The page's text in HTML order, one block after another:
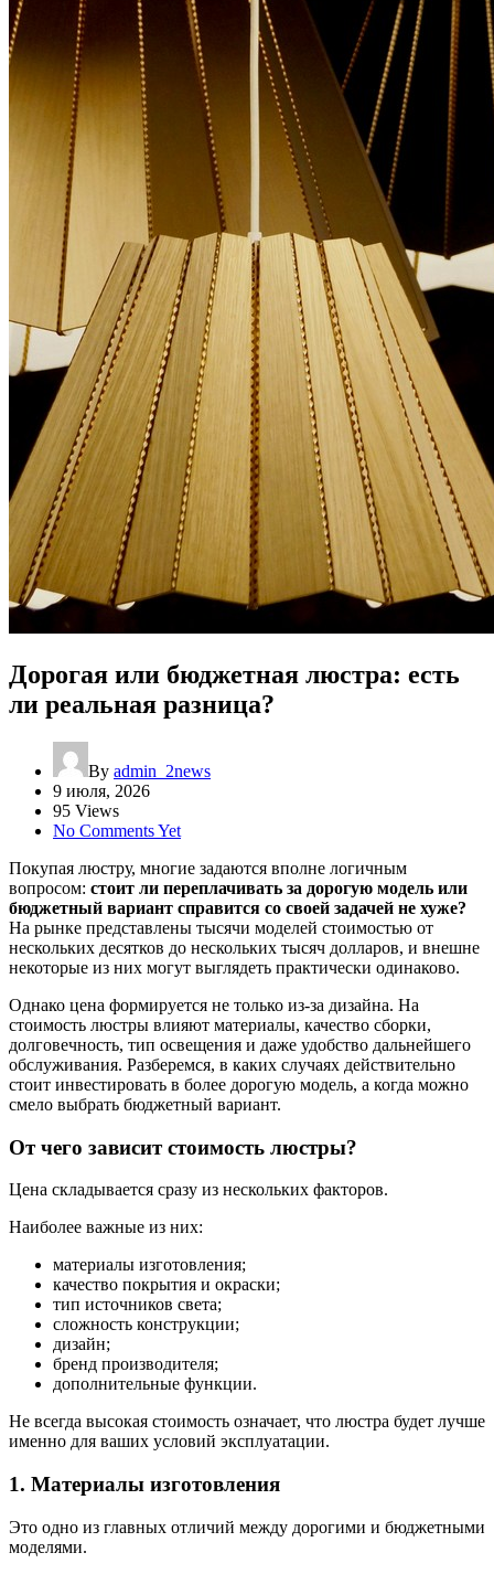
Дорогая или бюджетная люстра: есть
ли реальная разница?
By admin_2news
9 июля, 2026
95 Views
No Comments Yet
Покупая люстру, многие задаются вполне логичным
вопросом: стоит ли переплачивать за дорогую модель или
бюджетный вариант справится со своей задачей не хуже?
На рынке представлены тысячи моделей стоимостью от
нескольких десятков до нескольких тысяч долларов, и внешне
некоторые из них могут выглядеть практически одинаково.
Однако цена формируется не только из-за дизайна. На
стоимость люстры влияют материалы, качество сборки,
долговечность, тип освещения и даже удобство дальнейшего
обслуживания. Разберемся, в каких случаях действительно
стоит инвестировать в более дорогую модель, а когда можно
смело выбрать бюджетный вариант.
От чего зависит стоимость люстры?
Цена складывается сразу из нескольких факторов.
Наиболее важные из них:
материалы изготовления;
качество покрытия и окраски;
тип источников света;
сложность конструкции;
дизайн;
бренд производителя;
дополнительные функции.
Не всегда высокая стоимость означает, что люстра будет лучше
именно для ваших условий эксплуатации.
1. Материалы изготовления
Это одно из главных отличий между дорогими и бюджетными
моделями.